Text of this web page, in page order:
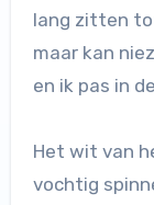
lang zitten
maar kan
en ik pas in
Het wit van
vochtig